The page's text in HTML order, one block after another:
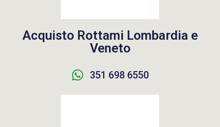
Acquisto Rottami Lombardia e
Veneto
351 698 6550